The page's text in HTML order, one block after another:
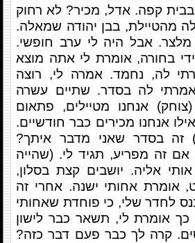
קפה. אדל, מכיר? לא רחוק
מהטיילת, בבן יהודה שמאלה.
אבל היה לי ערב חופשי.
בחורה, אומרת לי אתה מוצא
לה, נחמד. אמרה לי, רוצה
לה בסדר. שתיים עשרה
אנחנו מטיילים, פתאום
אנחנו מכירים כבר חודשיים.
זה בסדר שאני מדבר איתך?
אם זה מפריע, תגיד לי. (שהייה
אליה. יושבים קצת בסלון,
אומרת אחותי ישנה. אחרי זה
לחדר שלי, כי פוחדת שאחותי
אומרת לי, תשאר כבר לישון
קרה לך כבר פעם דבר כזה?